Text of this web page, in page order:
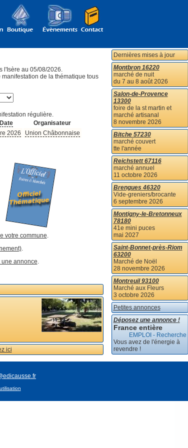
l'Isère au 05/08/2026.
de la thématique tous
régulière.
Date Organisateur
2026 Union Châbonnaise
votre commune.
.
une annonce.
ici
Dernières mises à jour
Montbron 16220
marché de nuit
du 7 au 8 août 2026
Salon-de-Provence
13300
foire de la st martin et
marché artisanal
8 novembre 2026
Bitche 57230
marché couvert
tte l'année
Reichstett 67116
marché annuel
11 octobre 2026
Brengues 46320
Vide-greniers/brocante
6 septembre 2026
Montigny-le-Bretonneux
78180
41e mini puces
mai 2027
Saint-Bonnet-près-Riom
63200
Marché de Noël
28 novembre 2026
Montreuil 93100
Marché aux Fleurs
3 octobre 2026
Petites annonces
Déposez une annonce !
France entière
EMPLOI - Recherche
Vous avez de l'énergie à
revendre !